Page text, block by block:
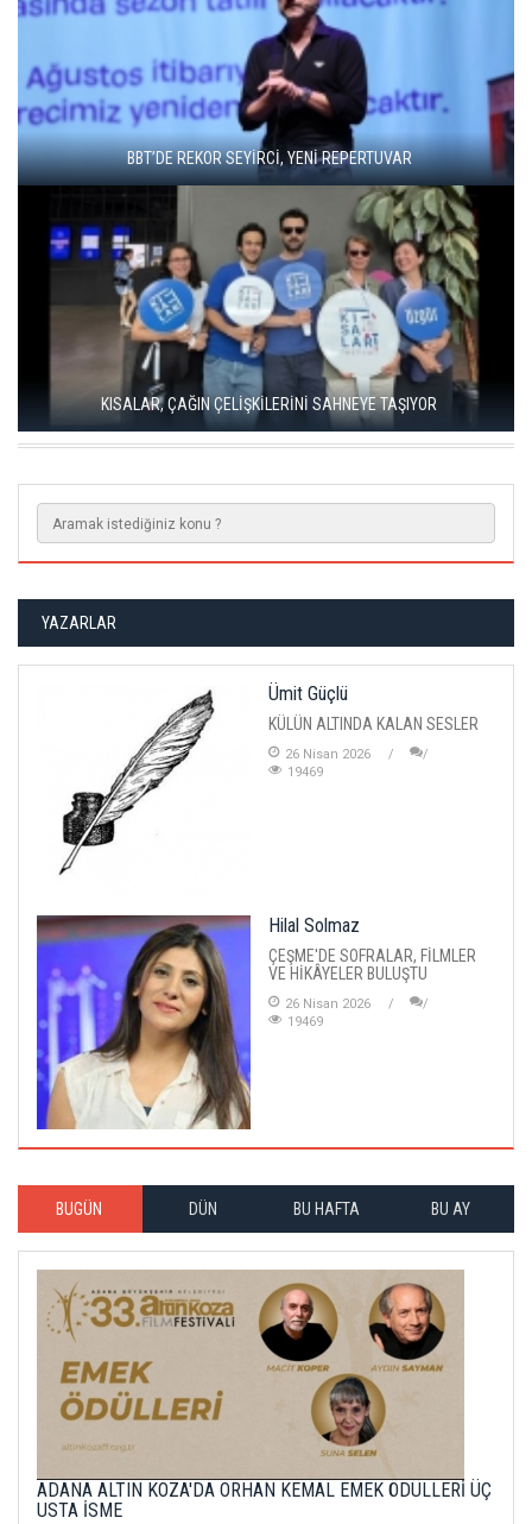
BBT’DE REKOR SEYİRCİ, YENİ REPERTUVAR
KISALAR, ÇAĞIN ÇELİŞKİLERİNİ SAHNEYE TAŞIYOR
YAZARLAR
Ümit Güçlü
KÜLÜN ALTINDA KALAN SESLER
26 Nisan 2026
19469
Hilal Solmaz
ÇEŞME'DE SOFRALAR, FİLMLER
VE HİKÂYELER BULUŞTU
26 Nisan 2026
19469
BUGÜN DÜN BU HAFTA BU AY
ADANA ALTIN KOZA'DA ORHAN KEMAL EMEK ÖDÜLLERİ ÜÇ
USTA İSME